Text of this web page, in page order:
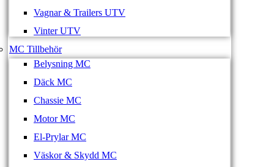
Vagnar & Trailers UTV
Vinter UTV
MC Tillbehör
Belysning MC
Däck MC
Chassie MC
Motor MC
El-Prylar MC
Väskor & Skydd MC